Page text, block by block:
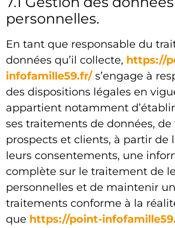
personnelles.
En tant que responsable du
données qu’il collecte, https://
infofamille59.fr/s’engage à
des dispositions légales en
appartient notamment
ses traitements de données, de
prospects et clients, à partir de
leurs consentements, une
complète sur le traitement de
personnelles et de maintenir
traitements conforme à la
que https://point-